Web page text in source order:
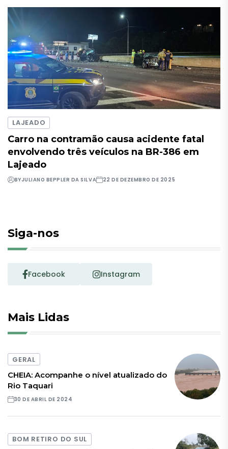
LAJEADO
Carro na contramão causa acidente fatal
envolvendo três veículos na BR-386 em
Lajeado
BYJULIANO BEPPLER DA SILVA 22 DE DEZEMBRO DE 2025
Siga-nos
Facebook Instagram
Mais Lidas
GERAL
CHEIA: Acompanhe o nível atualizado do
Rio Taquari
30 DE ABRIL DE 2024
BOM RETIRO DO SUL